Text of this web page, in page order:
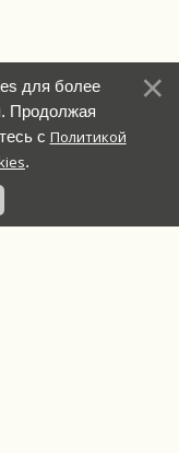
для более
Продолжая
с Политикой
.